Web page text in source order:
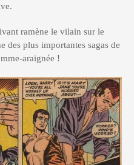
ramène le vilain sur le
des plus importantes sagas de
araignée !